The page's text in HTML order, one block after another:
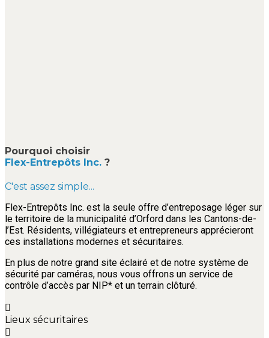
Pourquoi choisir
Flex-Entrepôts Inc. ?
C'est assez simple...
Flex-Entrepôts Inc. est la seule offre d’entreposage léger sur
le territoire de la municipalité d’Orford dans les Cantons-de-
l’Est. Résidents, villégiateurs et entrepreneurs apprécieront
ces installations modernes et sécuritaires.
En plus de notre grand site éclairé et de notre système de
sécurité par caméras, nous vous offrons un service de
contrôle d’accès par NIP* et un terrain clôturé.
Lieux sécuritaires